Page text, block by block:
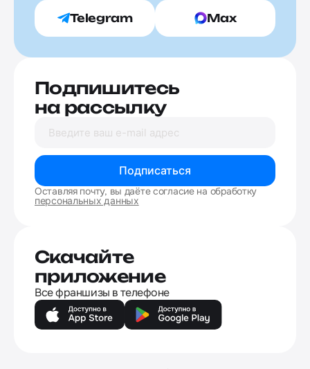
Telegram Max
Подпишитесь
на рассылку
Подписаться
Оставляя почту, вы даёте согласие на обработку
персональных данных
Скачайте
приложение
Все франшизы в телефоне